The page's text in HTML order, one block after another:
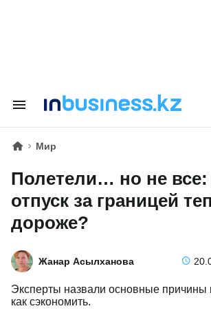
Мир
Полетели… но не
отпуск за границей
дороже?
Жанар Асылханова
Эксперты назвали основные причины
как сэкономить.